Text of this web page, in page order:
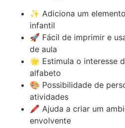
✨ Adiciona um
infantil
🚀 Fácil de imprimir e
de aula
🌟 Estimula o interesse
alfabeto
🎨 Possibilidade de
atividades
🖍️ Ajuda a criar um
envolvente